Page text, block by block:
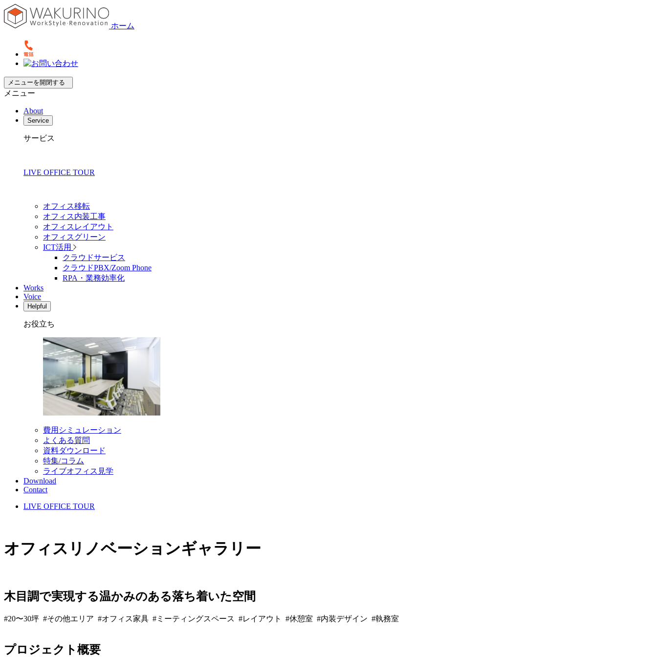
ホーム
メニューを開閉する
メニュー
About
Service
サービス
LIVE OFFICE TOUR
オフィス移転
オフィス内装工事
オフィスレイアウト
オフィスグリーン
ICT活用
クラウドサービス
クラウドPBX/Zoom Phone
RPA・業務効率化
Works
Voice
Helpful
お役立ち
費用シミュレーション
よくある質問
資料ダウンロード
特集/コラム
ライブオフィス見学
Download
Contact
LIVE OFFICE TOUR
オフィスリノベーションギャラリー
木目調で実現する温かみのある落ち着いた空間
#20〜30坪 #その他エリア #オフィス家具 #ミーティングスペース #レイアウト #休憩室 #内装デザイン #執務室
プロジェクト概要